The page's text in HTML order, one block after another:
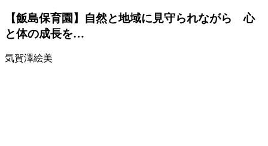
【飯島保育園】自然と地域に見守られながら 心
と体の成長を…
気賀澤絵美